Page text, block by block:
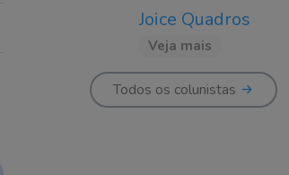
Joice Quadros
Veja mais
Todos os colunistas